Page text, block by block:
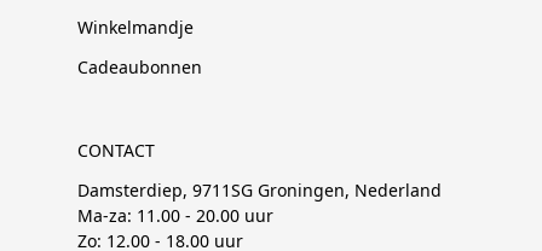
Winkelmandje
Cadeaubonnen
CONTACT
Damsterdiep, 9711SG Groningen, Nederland
Ma-za: 11.00 - 20.00 uur
Zo: 12.00 - 18.00 uur